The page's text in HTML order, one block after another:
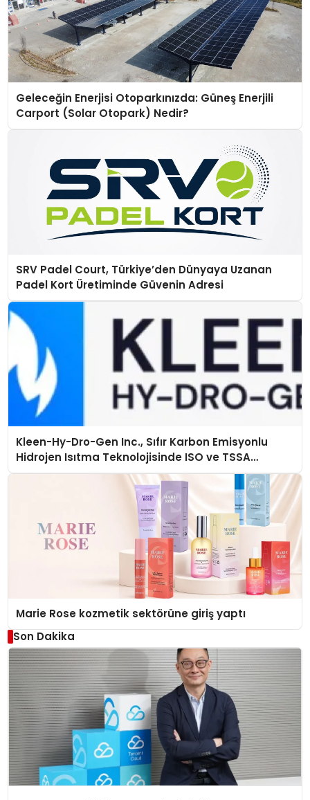
Geleceğin Enerjisi Otoparkınızda: Güneş Enerjili
Carport (Solar Otopark) Nedir?
SRV Padel Court, Türkiye’den Dünyaya Uzanan
Padel Kort Üretiminde Güvenin Adresi
Kleen-Hy-Dro-Gen Inc., Sıfır Karbon Emisyonlu
Hidrojen Isıtma Teknolojisinde ISO ve TSSA
Düzenleyici Onaylarını Aldı
Marie Rose kozmetik sektörüne giriş yaptı
Son Dakika